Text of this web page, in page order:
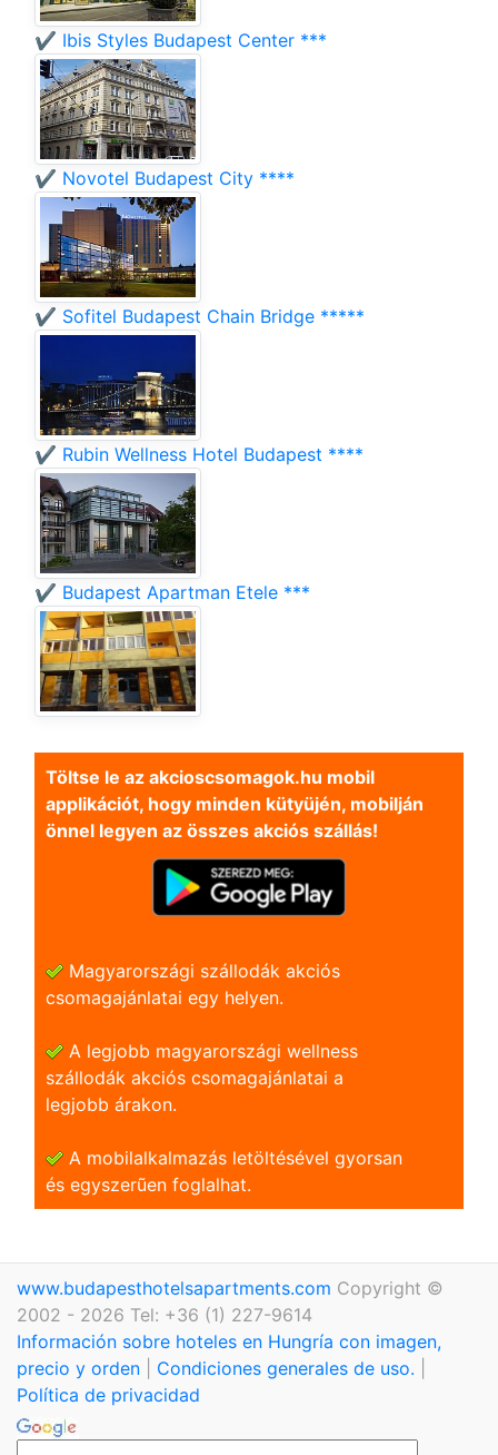
✔️ Ibis Styles Budapest Center ***
✔️ Novotel Budapest City ****
✔️ Sofitel Budapest Chain Bridge *****
✔️ Rubin Wellness Hotel Budapest ****
✔️ Budapest Apartman Etele ***
Töltse le az akcioscsomagok.hu mobil
applikációt, hogy minden kütyüjén, mobilján
önnel legyen az összes akciós szállás!
Magyarországi szállodák akciós
csomagajánlatai egy helyen.
A legjobb magyarországi wellness
szállodák akciós csomagajánlatai a
legjobb árakon.
A mobilalkalmazás letöltésével gyorsan
és egyszerũen foglalhat.
www.budapesthotelsapartments.com Copyright ©
2002 - 2026 Tel: +36 (1) 227-9614
Información sobre hoteles en Hungría con imagen,
precio y orden
Condiciones generales de uso.
Política de privacidad